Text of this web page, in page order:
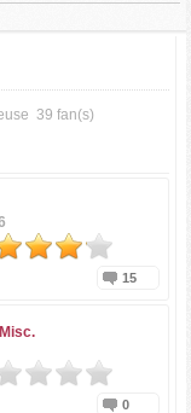
39 fan(s)
15
0